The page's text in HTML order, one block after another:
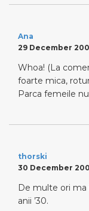
Ana
29 December
Whoa! (La
foarte mica,
Parca femeile
thorski
30 December
De multe ori ma
anii ’30.